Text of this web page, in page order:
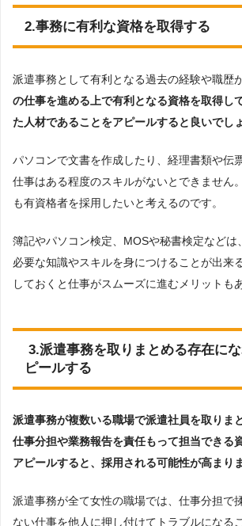
2.事務に有利な資格を取得する
派遣事務として有利となる過去の経験や職歴
の仕事を進める上で有利となる資格を取得し
た人材であることをアピールすると良いでしょ
パソコンで文書を作成したり、経理書類や伝
仕事はある程度のスキルがないとできません
も有資格者を採用したいと考えるのです。
簿記やパソコン検定、MOSや秘書検定などは
必要な知識やスキルを身につけることが出来
しておくと仕事がスムーズに進むメリットも
3.派遣事務を取りまとめる存在に
ピールする
派遣事務が複数いる職場で派遣社員を取りま
仕事分担や業務報告を責任もって担当できる
アピールすると、採用される可能性が高まりま
派遣事務が全て女性の職場では、仕事分担で
ない仕事を他人に押し付けてトラブルになる